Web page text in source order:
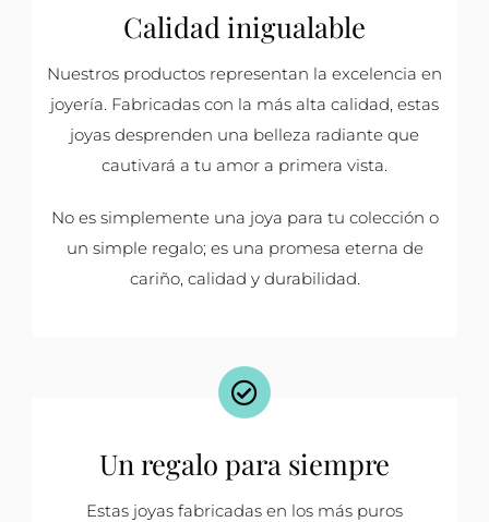
Calidad inigualable
Nuestros productos representan la excelencia en
joyería. Fabricadas con la más alta calidad, estas
joyas desprenden una belleza radiante que
cautivará a tu amor a primera vista.
No es simplemente una joya para tu colección o
un simple regalo; es una promesa eterna de
cariño, calidad y durabilidad.
Un regalo para siempre
Estas joyas fabricadas en los más puros